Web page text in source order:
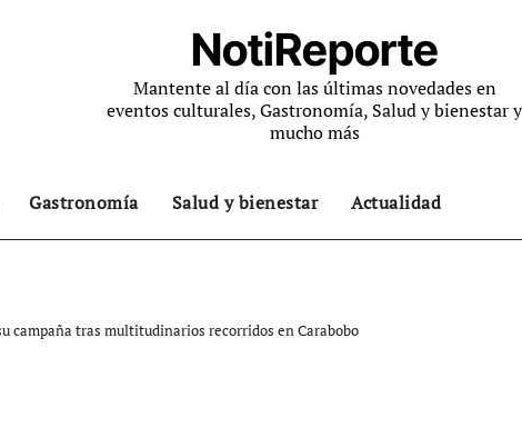
NotiReporte
Mantente al día con las últimas novedades en
eventos culturales, Gastronomía, Salud y bienestar y
mucho más
Gastronomía Salud y bienestar Actualidad
campaña tras multitudinarios recorridos en Carabobo